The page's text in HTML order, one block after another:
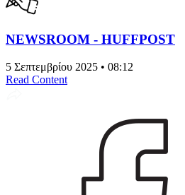
NEWSROOM - HUFFPOST
5 Σεπτεμβρίου 2025 • 08:12
Read Content